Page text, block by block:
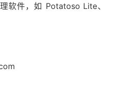
软件，如 Potatoso Lite、